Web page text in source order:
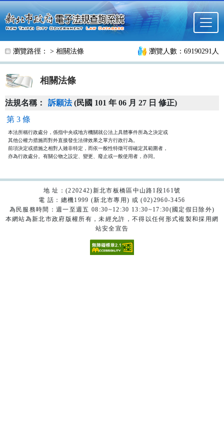
跳至主要內容
瀏覽路徑： > 相關法條 瀏覽人數：69190291人
相關法條
法規名稱： 訴願法(民國 101 年 06 月 27 日 修正)
第 3 條
本法所稱行政處分，係指中央或地方機關就公法上具體事件所為之決定或
其他公權力措施而對外直接發生法律效果之單方行政行為。
前項決定或措施之相對人雖非特定，而依一般性特徵可得確定其範圍者，
亦為行政處分。有關公物之設定、變更、廢止或一般使用者，亦同。
地 址：(220242)新北市板橋區中山路1段161號
電 話：總機1999 (新北市專用) 或 (02)2960-3456
為民服務時間：週一至週五 08:30~12:30 13:30~17:30(國定假日除外)
本網站為新北市政府版權所有，未經允許，不得以任何形式複製和採用網
站安全宣告